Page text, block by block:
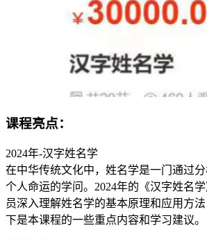
课程亮点：
2024年-汉字姓名学
在中华传统文化中，姓名学是一门通过
个人命运的学问。2024年的《汉字姓名
员深入理解姓名学的基本原理和应用方
下是本课程的一些重点内容和学习建议。